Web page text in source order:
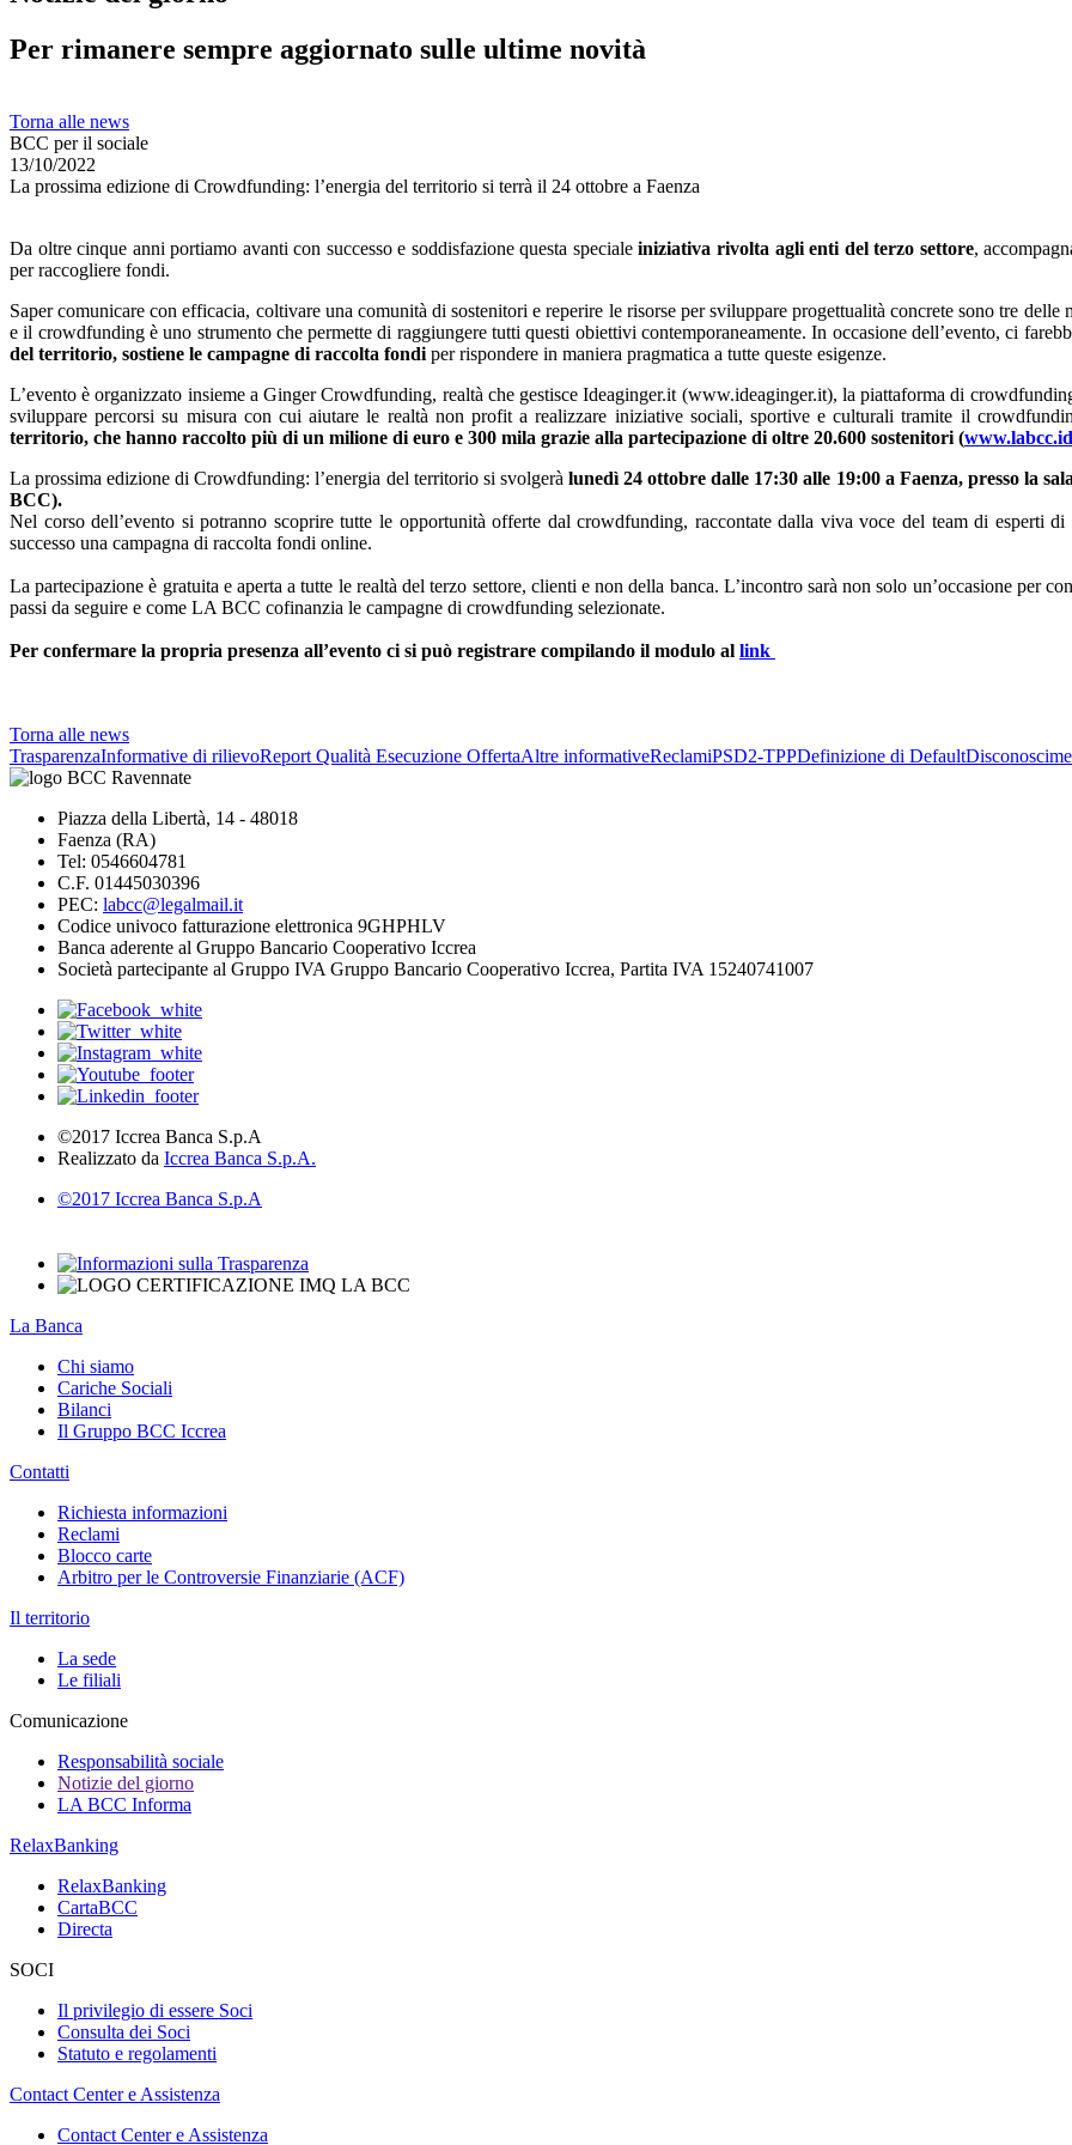
Per rimanere sempre aggiornato sulle ultime novità
Torna alle news
BCC per il sociale
13/10/2022
La prossima edizione di Crowdfunding: l’energia del territorio si terrà il 24 ottobre a Faenza
Da oltre cinque anni portiamo avanti con successo e soddisfazione questa specialeiniziativa rivolta agli enti del terzo settore,
per raccogliere fondi.
Saper comunicare con efficacia, coltivare una comunità di sostenitori e reperire le risorse per sviluppare progettualità concrete sono tre
e il crowdfunding è uno strumento che permette di raggiungere tutti questi obiettivi contemporaneamente. In occasione dell’evento, ci
del territorio, sostiene le campagne di raccolta fondi per rispondere in maniera pragmatica a tutte queste esigenze.
L’evento è organizzato insieme a Ginger Crowdfunding, realtà che gestisce Ideaginger.it (www.ideaginger.it), la piattaforma di
sviluppare percorsi su misura con cui aiutare le realtà non profit a realizzare iniziative sociali, sportive e culturali tramite il
territorio, che hanno raccolto più di un milione di euro e 300 mila grazie alla partecipazione di oltre 20.600 sostenitori (
La prossima edizione di Crowdfunding: l’energia del territorio si svolgerà lunedì 24 ottobre dalle 17:30 alle 19:00 a Faenza, presso la
BCC).
Nel corso dell’evento si potranno scoprire tutte le opportunità offerte dal crowdfunding, raccontate dalla viva voce del team di esperti
successo una campagna di raccolta fondi online.
La partecipazione è gratuita e aperta a tutte le realtà del terzo settore, clienti e non della banca. L’incontro sarà non solo un’occasione per
passi da seguire e come LA BCC cofinanzia le campagne di crowdfunding selezionate.
Per confermare la propria presenza all’evento ci si può registrare compilando il modulo al link
Torna alle news
TrasparenzaInformative di rilievoReport Qualità Esecuzione OffertaAltre informativeReclamiPSD2-TPPDefinizione di Default
Piazza della Libertà, 14 - 48018
Faenza (RA)
Tel: 0546604781
C.F. 01445030396
PEC: labcc@legalmail.it
Codice univoco fatturazione elettronica 9GHPHLV
Banca aderente al Gruppo Bancario Cooperativo Iccrea
Società partecipante al Gruppo IVA Gruppo Bancario Cooperativo Iccrea, Partita IVA 15240741007
©2017 Iccrea Banca S.p.A
Realizzato da Iccrea Banca S.p.A.
©2017 Iccrea Banca S.p.A
La Banca
Chi siamo
Cariche Sociali
Bilanci
Il Gruppo BCC Iccrea
Contatti
Richiesta informazioni
Reclami
Blocco carte
Arbitro per le Controversie Finanziarie (ACF)
Il territorio
La sede
Le filiali
Comunicazione
Responsabilità sociale
Notizie del giorno
LA BCC Informa
RelaxBanking
RelaxBanking
CartaBCC
Directa
SOCI
Il privilegio di essere Soci
Consulta dei Soci
Statuto e regolamenti
Contact Center e Assistenza
Contact Center e Assistenza